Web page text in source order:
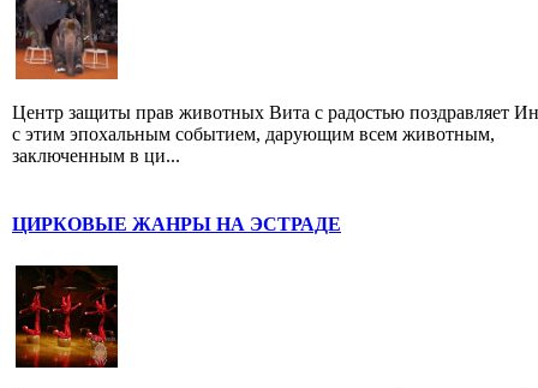
Центр защиты прав животных Вита с радостью поздравляет
с этим эпохальным событием, дарующим всем животным,
заключенным в ци...
ЦИРКОВЫЕ ЖАНРЫ НА ЭСТРАДЕ